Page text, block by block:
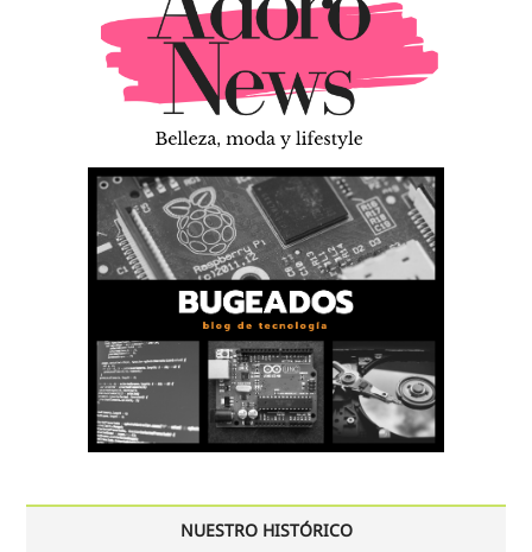
NUESTRO HISTÓRICO